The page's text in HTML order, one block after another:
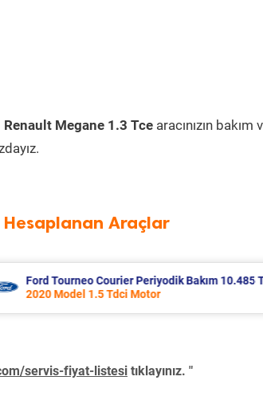
Megane 1.3 Tce aracınızın bakım
Hesaplanan Araçlar
Kia K2700 Periyodik Bakım 7.295 TL
2009 Model 2.7 Motor
servis-fiyat-listesi tıklayınız. "